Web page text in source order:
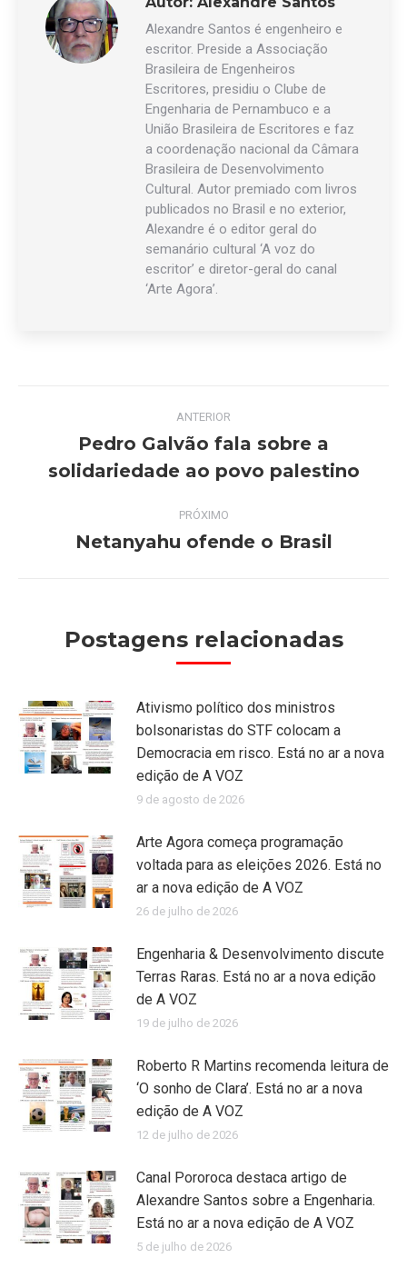
Alexandre Santos é engenheiro e
escritor. Preside a Associação
Brasileira de Engenheiros
Escritores, presidiu o Clube de
Engenharia de Pernambuco e a
União Brasileira de Escritores e faz
a coordenação nacional da Câmara
Brasileira de Desenvolvimento
Cultural. Autor premiado com livros
publicados no Brasil e no exterior,
Alexandre é o editor geral do
semanário cultural ‘A voz do
escritor’ e diretor-geral do canal
‘Arte Agora’.
Navegação
post:
ANTERIOR
anterior:
Pedro Galvão fala sobre a
solidariedade ao povo palestino
PRÓXIMO
Próximo
Netanyahu ofende o Brasil
Postagens relacionadas
Ativismo político dos ministros
bolsonaristas do STF colocam a
Democracia em risco. Está no ar a nova
edição de A VOZ
9 de agosto de 2026
Arte Agora começa programação
voltada para as eleições 2026. Está no
ar a nova edição de A VOZ
26 de julho de 2026
Engenharia & Desenvolvimento discute
Terras Raras. Está no ar a nova edição
de A VOZ
19 de julho de 2026
Roberto R Martins recomenda leitura de
‘O sonho de Clara’. Está no ar a nova
edição de A VOZ
12 de julho de 2026
Canal Pororoca destaca artigo de
Alexandre Santos sobre a Engenharia.
Está no ar a nova edição de A VOZ
5 de julho de 2026